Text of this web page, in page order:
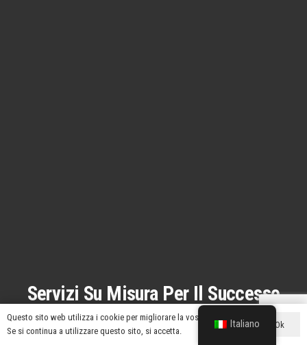
Servizi Su Misura Per Il Successo
Del Vostro Marchio Italiano
Questo sito web utilizza i cookie per migliorare la vostra esperienza.
Se si continua a utilizzare questo sito, si accetta.
Ok